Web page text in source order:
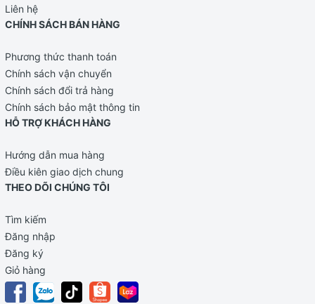
Liên hệ
CHÍNH SÁCH BÁN HÀNG
Phương thức thanh toán
Chính sách vận chuyển
Chính sách đổi trả hàng
Chính sách bảo mật thông tin
HỖ TRỢ KHÁCH HÀNG
Hướng dẫn mua hàng
Điều kiên giao dịch chung
THEO DÕI CHÚNG TÔI
Tìm kiếm
Đăng nhập
Đăng ký
Giỏ hàng